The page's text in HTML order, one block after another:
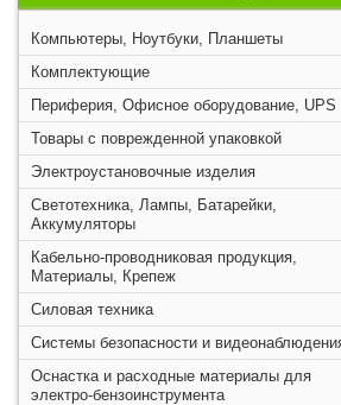
Компьютеры, Ноутбуки, Планшеты
Комплектующие
Периферия, Офисное оборудование, UPS
Товары с поврежденной упаковкой
Электроустановочные изделия
Светотехника, Лампы, Батарейки,
Аккумуляторы
Кабельно-проводниковая продукция,
Материалы, Крепеж
Силовая техника
Системы безопасности и
Оснастка и расходные материалы для
электро-бензоинструмента